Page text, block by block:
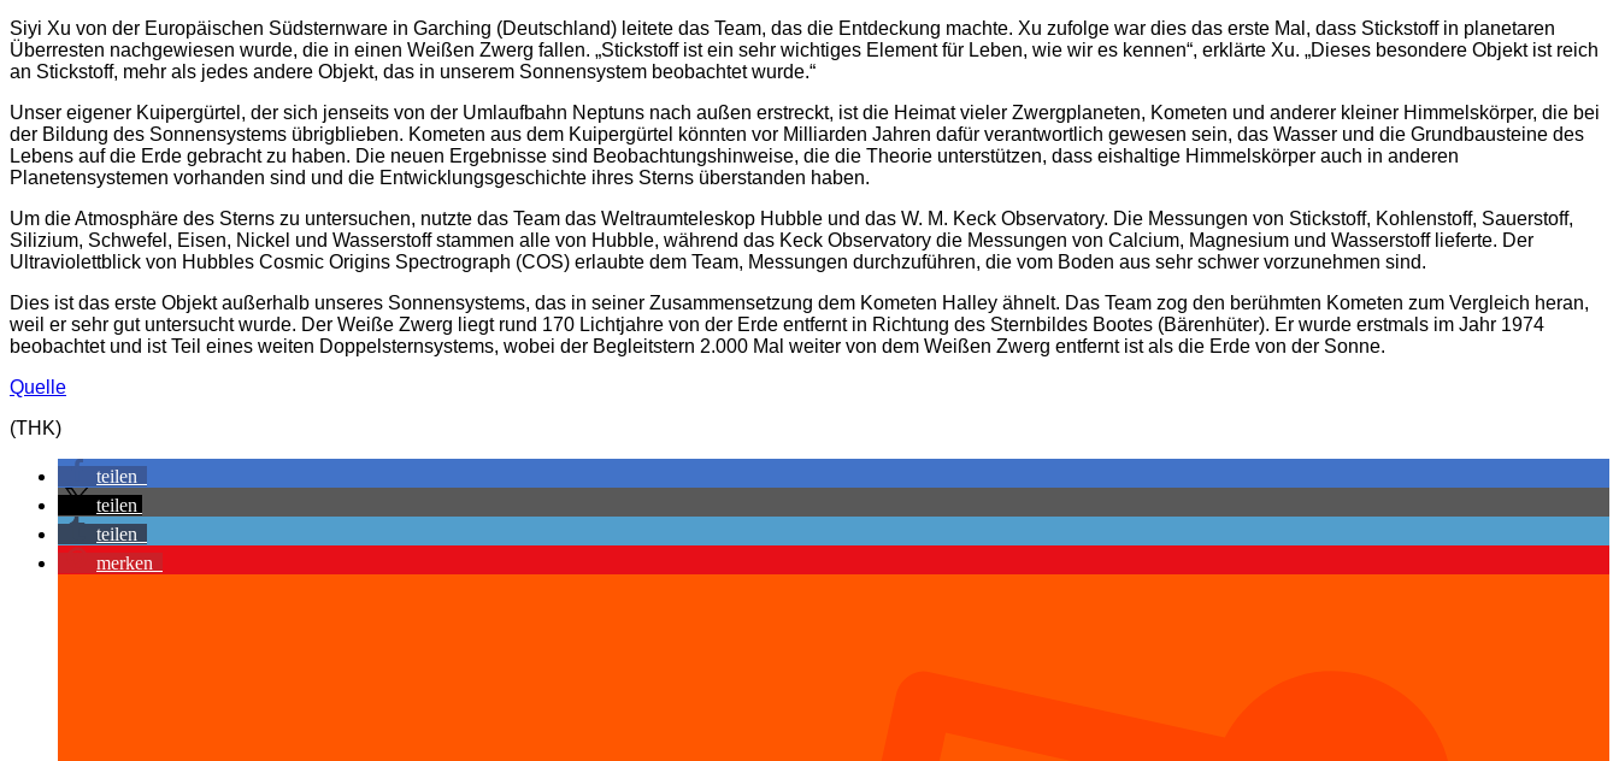
Siyi Xu von der Europäischen Südsternware in Garching (Deutschland) leitete das Team, das die Entdeckung machte. Xu zufolge war dies das erste Mal, dass Stickstoff in planetaren
Überresten nachgewiesen wurde, die in einen Weißen Zwerg fallen. „Stickstoff ist ein sehr wichtiges Element für Leben, wie wir es kennen“, erklärte Xu. „Dieses besondere Objekt ist reich
an Stickstoff, mehr als jedes andere Objekt, das in unserem Sonnensystem beobachtet wurde.“
Unser eigener Kuipergürtel, der sich jenseits von der Umlaufbahn Neptuns nach außen erstreckt, ist die Heimat vieler Zwergplaneten, Kometen und anderer kleiner Himmelskörper, die bei
der Bildung des Sonnensystems übrigblieben. Kometen aus dem Kuipergürtel könnten vor Milliarden Jahren dafür verantwortlich gewesen sein, das Wasser und die Grundbausteine des
Lebens auf die Erde gebracht zu haben. Die neuen Ergebnisse sind Beobachtungshinweise, die die Theorie unterstützen, dass eishaltige Himmelskörper auch in anderen
Planetensystemen vorhanden sind und die Entwicklungsgeschichte ihres Sterns überstanden haben.
Um die Atmosphäre des Sterns zu untersuchen, nutzte das Team das Weltraumteleskop Hubble und das W. M. Keck Observatory. Die Messungen von Stickstoff, Kohlenstoff, Sauerstoff,
Silizium, Schwefel, Eisen, Nickel und Wasserstoff stammen alle von Hubble, während das Keck Observatory die Messungen von Calcium, Magnesium und Wasserstoff lieferte. Der
Ultraviolettblick von Hubbles Cosmic Origins Spectrograph (COS) erlaubte dem Team, Messungen durchzuführen, die vom Boden aus sehr schwer vorzunehmen sind.
Dies ist das erste Objekt außerhalb unseres Sonnensystems, das in seiner Zusammensetzung dem Kometen Halley ähnelt. Das Team zog den berühmten Kometen zum Vergleich heran,
weil er sehr gut untersucht wurde. Der Weiße Zwerg liegt rund 170 Lichtjahre von der Erde entfernt in Richtung des Sternbildes Bootes (Bärenhüter). Er wurde erstmals im Jahr 1974
beobachtet und ist Teil eines weiten Doppelsternsystems, wobei der Begleitstern 2.000 Mal weiter von dem Weißen Zwerg entfernt ist als die Erde von der Sonne.
Quelle
(THK)
teilen
teilen
teilen
merken